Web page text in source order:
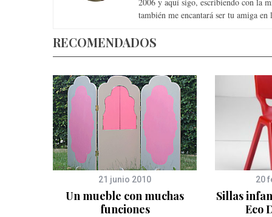
también me encantará ser tu amiga en
RECOMENDADOS
21 junio 2010
Un mueble con muchas
funciones
20
Sillas
Eco